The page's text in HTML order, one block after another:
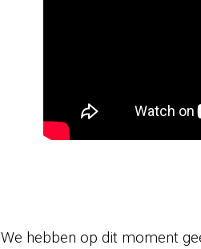
We hebben op dit moment